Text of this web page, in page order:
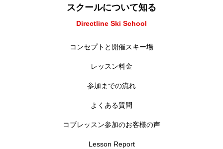
スクールについて知る
Directline Ski School
コンセプトと開催スキー場
レッスン料金
参加までの流れ
よくある質問
コブレッスン参加のお客様の声
Lesson Report